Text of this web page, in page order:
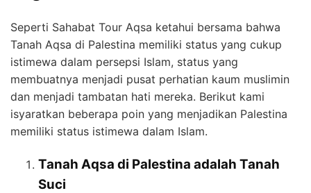
Seperti Sahabat Tour Aqsa ketahui bersama bahwa
Tanah Aqsa di Palestina memiliki status yang cukup
istimewa dalam persepsi Islam, status yang
membuatnya menjadi pusat perhatian kaum muslimin
dan menjadi tambatan hati mereka. Berikut kami
isyaratkan beberapa poin yang menjadikan Palestina
memiliki status istimewa dalam Islam.
Tanah Aqsa di Palestina adalah Tanah
Suci